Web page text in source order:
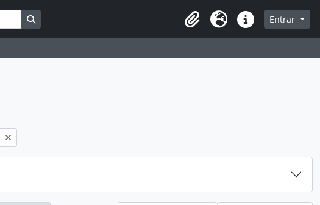
Busque na página de navegação
Idioma Atalhos Entrar